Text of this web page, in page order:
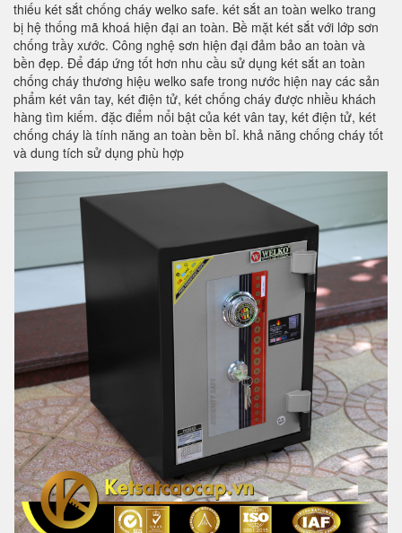
thiếu két sắt chống cháy welko safe. két sắt an toàn welko trang
bị hệ thống mã khoá hiện đại an toàn. Bề mặt két sắt với lớp sơn
chống trầy xước. Công nghệ sơn hiện đại đảm bảo an toàn và
bền đẹp. Để đáp ứng tốt hơn nhu cầu sử dụng két sắt an toàn
chống cháy thương hiệu welko safe trong nước hiện nay các sản
phẩm két vân tay, két điện tử, két chống cháy được nhiều khách
hàng tìm kiếm. đặc điểm nổi bật của két vân tay, két điện tử, két
chống cháy là tính năng an toàn bền bỉ. khả năng chống cháy tốt
và dung tích sử dụng phù hợp